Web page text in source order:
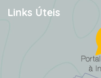
Links Úteis